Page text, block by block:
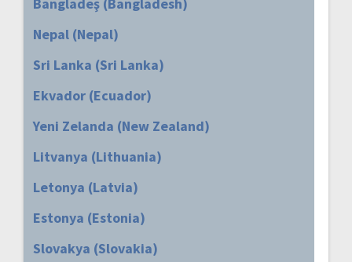
Bangladeş (Bangladesh)
Nepal (Nepal)
Sri Lanka (Sri Lanka)
Ekvador (Ecuador)
Yeni Zelanda (New Zealand)
Litvanya (Lithuania)
Letonya (Latvia)
Estonya (Estonia)
Slovakya (Slovakia)